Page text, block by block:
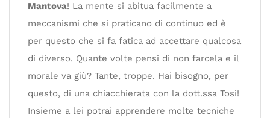
Mantova! La mente si abitua facilmente a
meccanismi che si praticano di continuo ed è
per questo che si fa fatica ad accettare qualcosa
di diverso. Quante volte pensi di non farcela e il
morale va giù? Tante, troppe. Hai bisogno, per
questo, di una chiacchierata con la dott.ssa Tosi!
Insieme a lei potrai apprendere molte tecniche